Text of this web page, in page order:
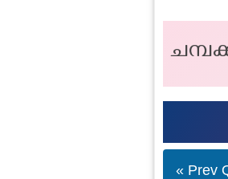
« Prev